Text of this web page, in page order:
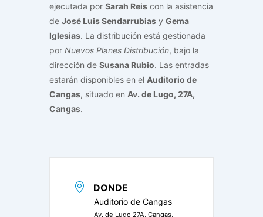
ejecutada por Sarah Reis con la asistencia
de José Luis Sendarrubias y Gema
Iglesias. La distribución está gestionada
por Nuevos Planes Distribución, bajo la
dirección de Susana Rubio. Las entradas
estarán disponibles en el Auditorio de
Cangas, situado en Av. de Lugo, 27A,
Cangas.
DONDE
Auditorio de Cangas
Av. de Lugo 27A, Cangas,